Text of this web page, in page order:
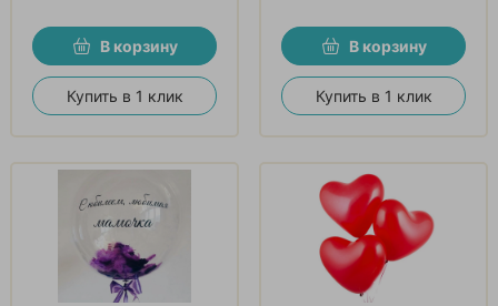
В корзину
Купить в 1 клик
В корзину
Купить в 1 клик